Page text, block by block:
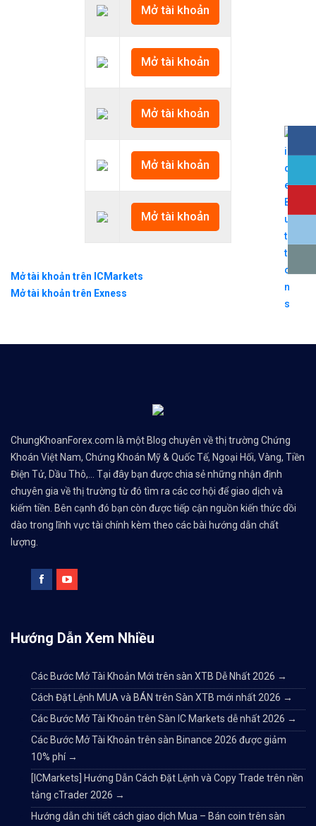
Mở tài khoản
Mở tài khoản
Mở tài khoản
Mở tài khoản
Mở tài khoản
Mở tài khoản trên ICMarkets
Mở tài khoản trên Exness
ChungKhoanForex.com là một Blog chuyên về thị trường Chứng
Khoán Việt Nam, Chứng Khoán Mỹ & Quốc Tế, Ngoại Hối, Vàng, Tiền
Điện Tử, Dầu Thô,... Tại đây bạn được chia sẻ những nhận định
chuyên gia về thị trường từ đó tìm ra các cơ hội để giao dịch và
kiếm tiền. Bên cạnh đó bạn còn được tiếp cận nguồn kiến thức dồi
dào trong lĩnh vực tài chính kèm theo các bài hướng dẫn chất
lượng.
Hướng Dẫn Xem Nhiều
Các Bước Mở Tài Khoản Mới trên sàn XTB Dễ Nhất 2026 →
Cách Đặt Lệnh MUA và BÁN trên Sàn XTB mới nhất 2026 →
Các Bước Mở Tài Khoản trên Sàn IC Markets dễ nhất 2026 →
Các Bước Mở Tài Khoản trên sàn Binance 2026 được giảm
10% phí →
[ICMarkets] Hướng Dẫn Cách Đặt Lệnh và Copy Trade trên nền
tảng cTrader 2026 →
Hướng dẫn chi tiết cách giao dịch Mua – Bán coin trên sàn